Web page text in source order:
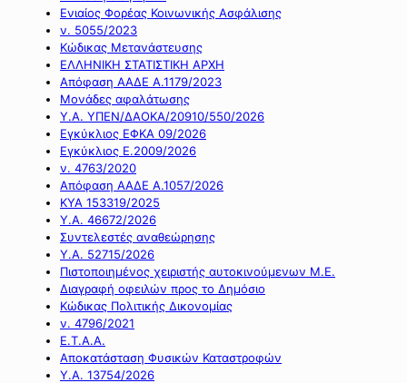
Ενιαίος Φορέας Κοινωνικής Ασφάλισης
ν. 5055/2023
Κώδικας Μετανάστευσης
ΕΛΛΗΝΙΚΗ ΣΤΑΤΙΣΤΙΚΗ ΑΡΧΗ
Απόφαση ΑΑΔΕ Α.1179/2023
Μονάδες αφαλάτωσης
Υ.Α. ΥΠΕΝ/ΔΑΟΚΑ/20910/550/2026
Εγκύκλιος ΕΦΚΑ 09/2026
Εγκύκλιος Ε.2009/2026
ν. 4763/2020
Απόφαση ΑΑΔΕ Α.1057/2026
ΚΥΑ 153319/2025
Υ.Α. 46672/2026
Συντελεστές αναθεώρησης
Υ.Α. 52715/2026
Πιστοποιημένος χειριστής αυτοκινούμενων Μ.Ε.
Διαγραφή οφειλών προς το Δημόσιο
Κώδικας Πολιτικής Δικονομίας
ν. 4796/2021
Ε.Τ.Α.Α.
Αποκατάσταση Φυσικών Καταστροφών
Υ.Α. 13754/2026